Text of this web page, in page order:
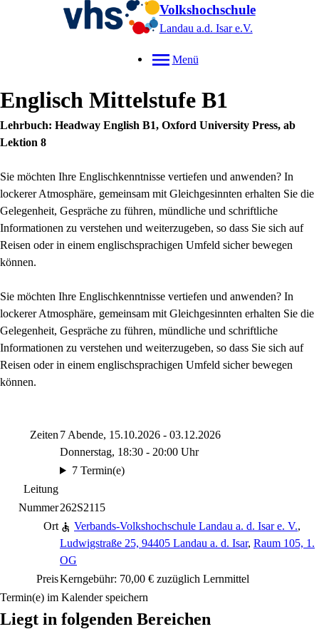
Volkshochschule
Landau a.d. Isare.V.
Menü
Englisch Mittelstufe B1
Lehrbuch: Headway English B1, Oxford University Press, ab
Lektion 8
Sie möchten Ihre Englischkenntnisse vertiefen und anwenden? In
lockerer Atmosphäre, gemeinsam mit Gleichgesinnten erhalten Sie die
Gelegenheit, Gespräche zu führen, mündliche und schriftliche
Informationen zu verstehen und weiterzugeben, so dass Sie sich auf
Reisen oder in einem englischsprachigen Umfeld sicher bewegen
können.
Sie möchten Ihre Englischkenntnisse vertiefen und anwenden? In
lockerer Atmosphäre, gemeinsam mit Gleichgesinnten erhalten Sie die
Gelegenheit, Gespräche zu führen, mündliche und schriftliche
Informationen zu verstehen und weiterzugeben, so dass Sie sich auf
Reisen oder in einem englischsprachigen Umfeld sicher bewegen
können.
Zeiten 7 Abende, 15.10.2026 - 03.12.2026
Donnerstag, 18:30 - 20:00 Uhr
7 Termin(e)
Leitung
Nummer262S2115
Ort
Verbands-Volkshochschule Landau a. d. Isar e. V.,
Ludwigstraße 25, 94405 Landau a. d. Isar, Raum 105, 1.
OG
PreisKerngebühr: 70,00 € zuzüglich Lernmittel
Termin(e) im Kalender speichern
Liegt in folgenden Bereichen